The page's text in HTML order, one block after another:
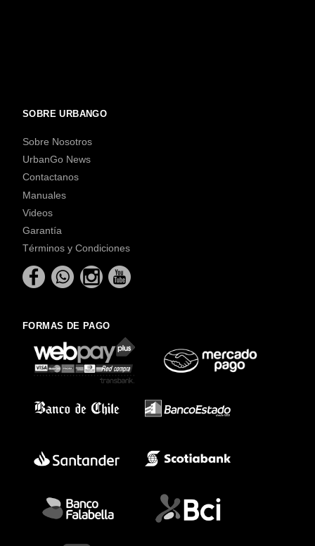
SOBRE URBANGO
Sobre Nosotros
UrbanGo News
Contactanos
Manuales
Videos
Garantía
Términos y Condiciones
FORMAS DE PAGO